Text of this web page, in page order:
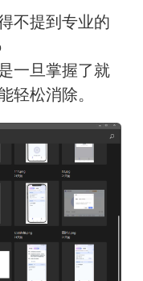
不提到专业的
一旦掌握了就
轻松消除。